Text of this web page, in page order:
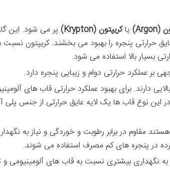
(Argon) یا کریپتون (Krypton) پرمی شود. این
حرارتی پنجره را بهبود می بخشند.کریپتون نسبت
بسیاربالا استفاده می شود.
برعملکرد حرارتی دوام و زیبایی پنجره دارد.
بالایی دارند.برای بهبود عملکرد حرارتی قاب های
در این نوع قاب ها یک لایه عایق حرارتی از جنس پلی
هستند مقاوم دربرابر رطوبت و خوردگی و نیازبه
در پنجره های کم مصرف استفاده می شوند.
به نگهداری بیشتری نسبت به قاب های آلومینیومی و